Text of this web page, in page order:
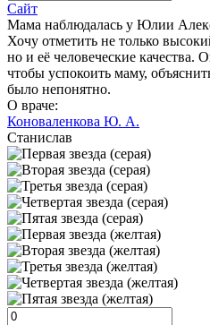
Сайт
Мама наблюдалась у Юлии
Хочу отметить не только
но и её человеческие качества.
чтобы успокоить маму,
было непонятно.
О враче:
Коноваленкова Ю. А.
Станислав